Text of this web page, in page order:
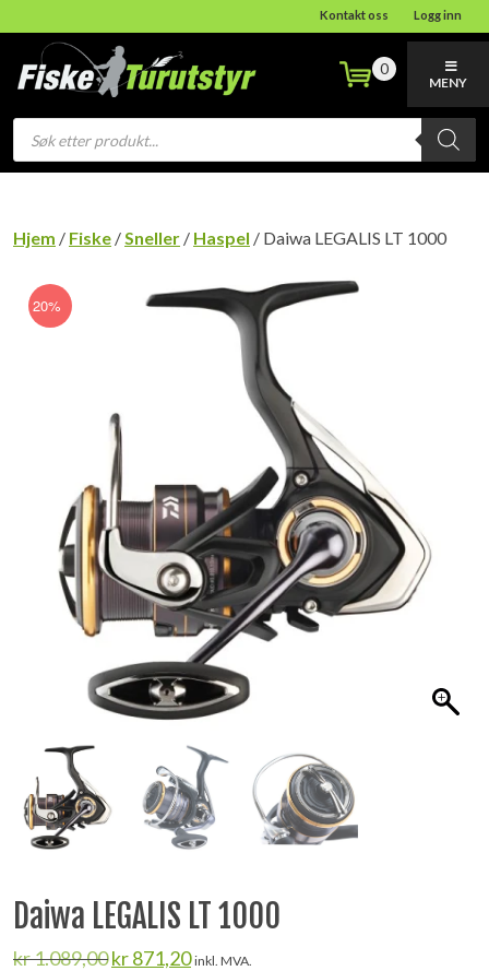
Kontakt oss Logg inn
Products
search
0
MENY
Hjem / Fiske /Sneller / Haspel / Daiwa LEGALIS LT 1000
20%
Daiwa LEGALIS LT 1000
kr1.089,00 Opprinnelig
kr871,20Nåværende
inkl. MVA.